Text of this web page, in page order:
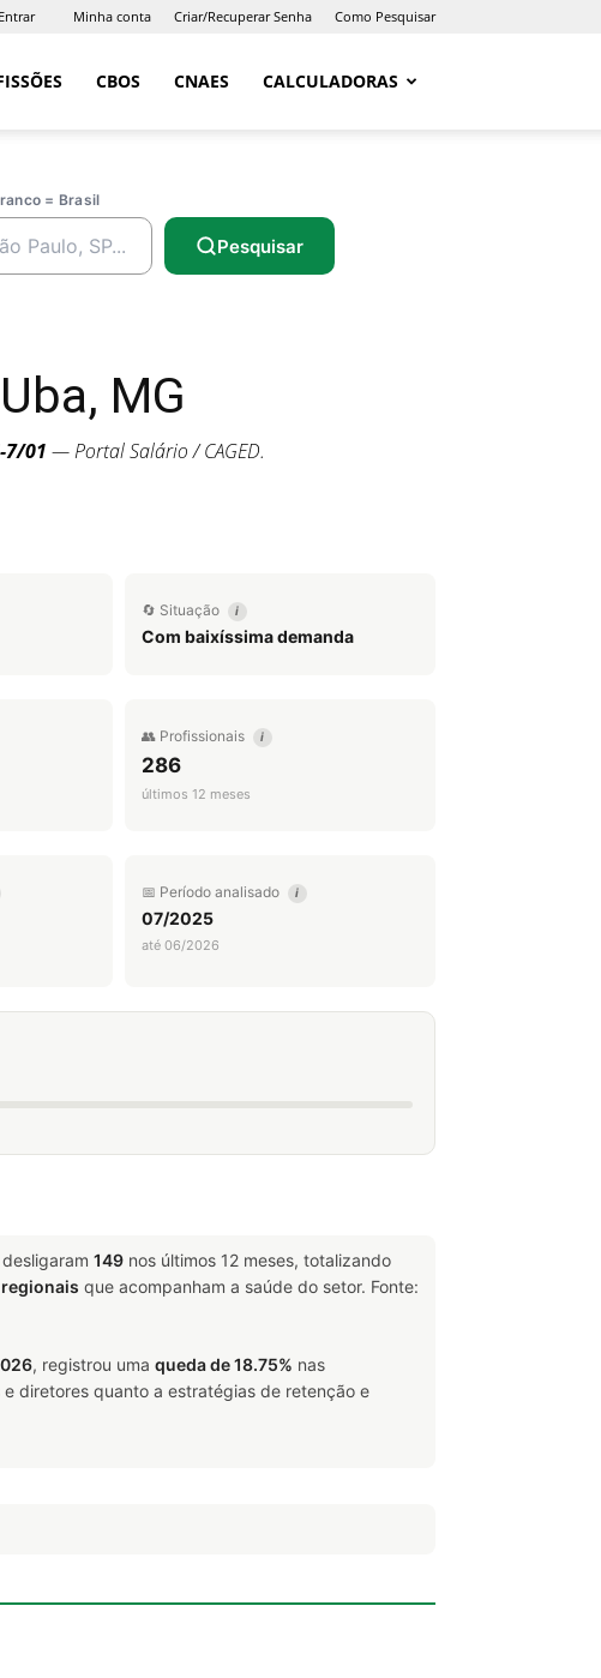
Entrar Minha conta Criar/Recuperar Senha Como Pesquisar
CBOS CNAES CALCULADORAS
= Brasil
Pesquisar
MG
7/01 — Portal Salário / CAGED.
🔄 Situação i
Com baixíssima demanda
👥 Profissionais i
286
últimos 12 meses
📅 Período analisado i
07/2025
até 06/2026
149 nos últimos 12 meses, totalizando
que acompanham a saúde do setor. Fonte:
, registrou uma queda de 18.75% nas
diretores quanto a estratégias de retenção e